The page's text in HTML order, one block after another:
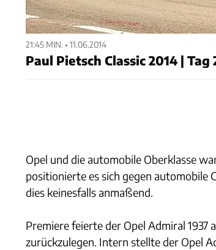
21:45 MIN. • 11.06.2014
Paul Pietsch Classic 2014
Opel und die automobile Oberklasse
positionierte es sich gegen automobile
dies keinesfalls anmaßend.
Premiere feierte der Opel Admiral
zurückzulegen. Intern stellte der Opel